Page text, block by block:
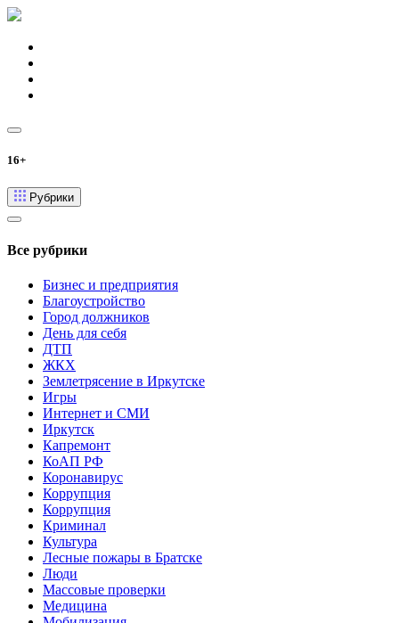
16+
Рубрики
Все рубрики
Бизнес и предприятия
Благоустройство
Город должников
День для себя
ДТП
ЖКХ
Землетрясение в Иркутске
Игры
Интернет и СМИ
Иркутск
Капремонт
КоАП РФ
Коронавирус
Коррупция
Коррупция
Криминал
Культура
Лесные пожары в Братске
Люди
Массовые проверки
Медицина